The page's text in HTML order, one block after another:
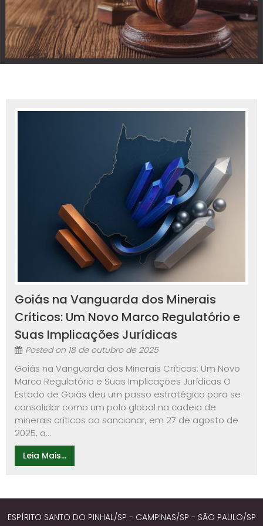
Goiás na Vanguarda dos Minerais
Críticos: Um Novo Marco Regulatório e
Suas Implicações Jurídicas
Posted on 18 de outubro de 2025
Goiás na Vanguarda dos Minerais Críticos: Um Novo
Marco Regulatório e Suas Implicações Jurídicas O
Estado de Goiás deu um passo estratégico para se
consolidar como um polo global na cadeia de
minerais críticos ao sancionar, em 27 de agosto de
2025, a...
Leia Mais...
ESPÍRITO SANTO DO PINHAL/SP - CAMPINAS/SP - SÃO PAULO/SP